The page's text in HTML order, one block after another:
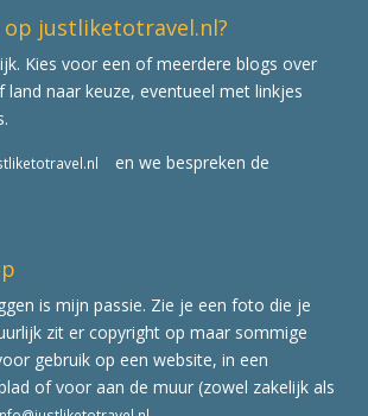
justliketotravel.nl?
Kies voor een of meerdere blogs over
land naar keuze, eventueel met linkjes
en we bespreken de
is mijn passie. Zie je een foto die je
zit er copyright op maar sommige
gebruik op een website, in een
of voor aan de muur (zowel zakelijk als